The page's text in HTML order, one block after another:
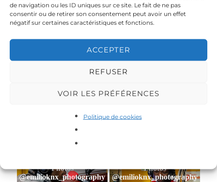
de navigation ou les ID uniques sur ce site. Le fait de ne pas
consentir ou de retirer son consentement peut avoir un effet
négatif sur certaines caractéristiques et fonctions.
ACCEPTER
REFUSER
VOIR LES PRÉFÉRENCES
Politique de cookies
Photos
@emilioknx_photography
Photos
@emilioknx_photography
Photos
@emilioknx_photography
Photos
@emilioknx_photography
Photos
@emilioknx_photography
Photos
@emilioknx_photography